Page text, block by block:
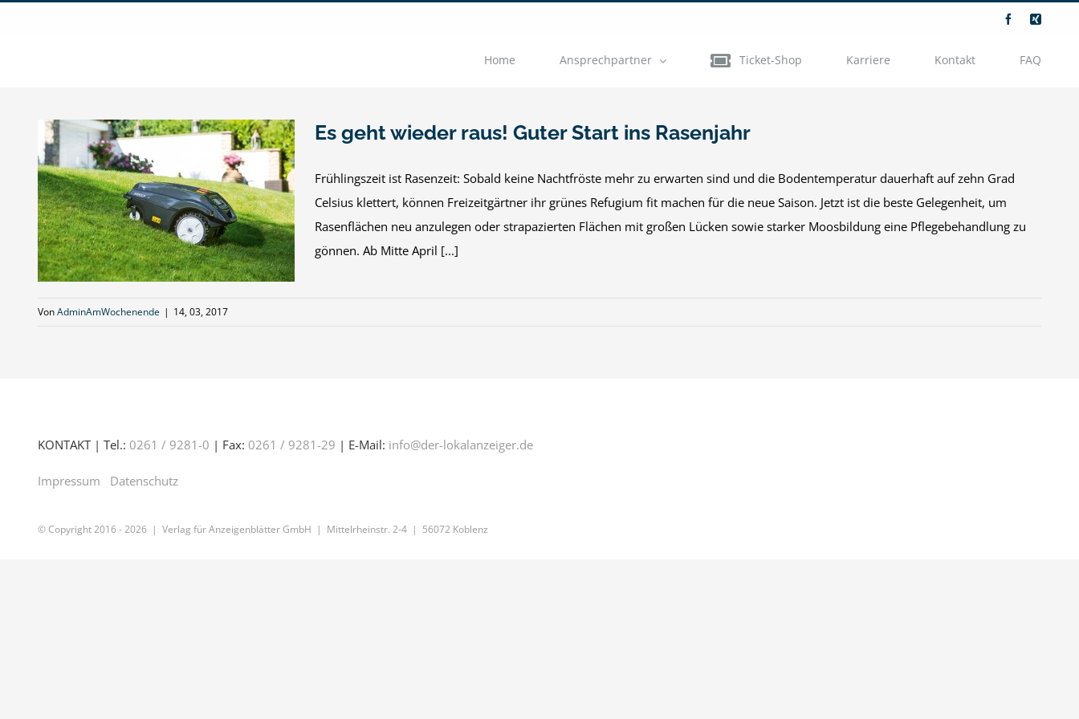
Facebook
Xing
Home Ansprechpartner Ticket-Shop Karriere Kontakt FAQ
Es geht wieder raus! Guter Start ins Rasenjahr
Frühlingszeit ist Rasenzeit: Sobald keine Nachtfröste mehr zu erwarten sind und die Bodentemperatur dauerhaft auf zehn Grad
Celsius klettert, können Freizeitgärtner ihr grünes Refugium fit machen für die neue Saison. Jetzt ist die beste Gelegenheit, um
Rasenflächen neu anzulegen oder strapazierten Flächen mit großen Lücken sowie starker Moosbildung eine Pflegebehandlung zu
gönnen. Ab Mitte April [...]
VonAdminAmWochenende | 14, 03, 2017
KONTAKT | Tel.: 0261 / 9281-0 | Fax: 0261 / 9281-29 | E-Mail: info@der-lokalanzeiger.de
Impressum Datenschutz
© Copyright 2016 -2026 | Verlag für Anzeigenblätter GmbH | Mittelrheinstr. 2-4 | 56072 Koblenz